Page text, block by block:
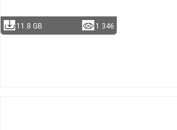
11.8 GB 1 346